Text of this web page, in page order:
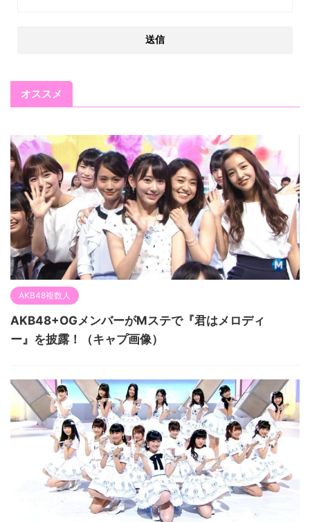
オススメ
AKB48複数人
AKB48+OGメンバーがMステで『君はメロディ
ー』を披露！（キャプ画像）